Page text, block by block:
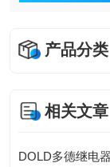
产品分类
相关文章
DOLD多德继电